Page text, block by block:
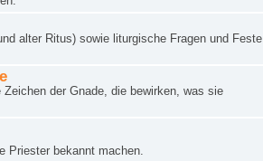
alter Ritus) sowie liturgische Fragen und Feste
der Gnade, die bewirken, was sie
Priester bekannt machen.